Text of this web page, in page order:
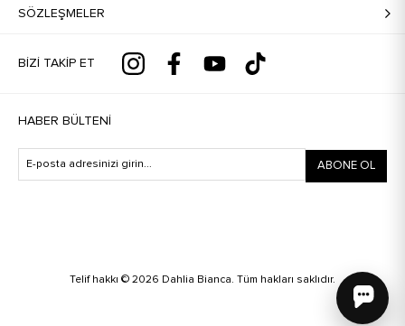
SÖZLEŞMELER
BIZI TAKIP ET
HABER BÜLTENI
ABONE OL
Telif hakkı © 2026 Dahlia Bianca. Tüm hakları saklıdır.